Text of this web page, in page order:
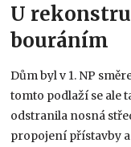
U
bouráním
Dům byl v 1. NP
tomto podlaží se ale
odstranila nosná
propojení přístavby